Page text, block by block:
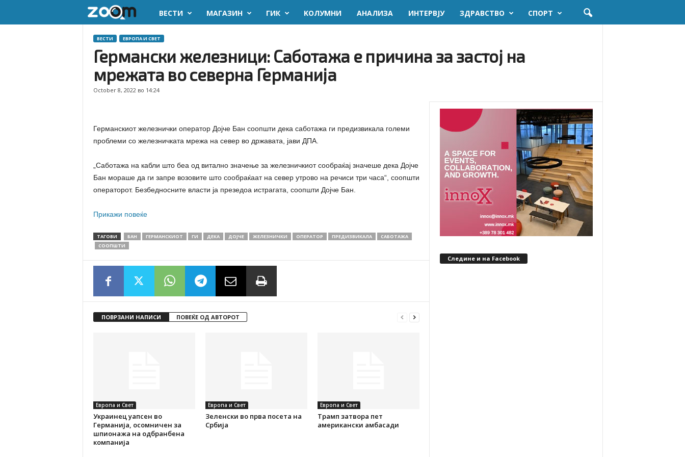
o
o
m
ВЕСТИ МАГАЗИН ГИК KОЛУМНИ AНАЛИЗА ИНТЕРВЈУ ЗДРАВСТВО СПОРТ
ВЕСТИ ЕВРОПА И СВЕТ
Германски железници: Саботажа е причина за застој на
мрежата во северна Германија
October 8, 2022 во 14:24
Германскиот железнички оператор Дојче Бан соопшти дека саботажа ги предизвикала големи
проблеми со железничката мрежа на север во државата, јави ДПА.
„Саботажа на кабли што беа од витално значење за железничкиот сообраќај значеше дека Дојче
Бан мораше да ги запре возовите што сообраќаат на север утрово на речиси три часа“, соопшти
операторот. Безбедносните власти ја презедоа истрагата, соопшти Дојче Бан.
Прикажи повеќе
ТАГОВИ БАН ГЕРМАНСКИОТ ГИ ДЕКА ДОЈЧЕ ЖЕЛЕЗНИЧКИ ОПЕРАТОР ПРЕДИЗВИКАЛА
САБОТАЖА
СООПШТИ
ПОВРЗАНИ НАПИСИ ПОВЕЌЕ ОД АВТОРОТ
Европа и Свет
Украинец уапсен во
Германија, осомничен за
шпионажа на одбранбена
компанија
Европа и Свет
Зеленски во прва посета на
Србија
Европа и Свет
Трамп затвора пет
американски амбасади
Следине и на Facebook